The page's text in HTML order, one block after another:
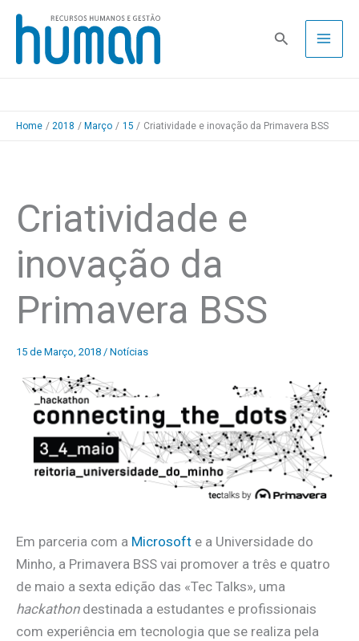
Skip
content
Pesquisa
Home 2018 Março 15 Criatividade e inovação da Primavera BSS
Criatividade e
inovação da
Primavera BSS
15 de Março, 2018 / Notícias
Em parceria com a Microsoft e a Universidade do
Minho, a Primavera BSS vai promover a três e quatro
de maio a sexta edição das «Tec Talks», uma
hackathondestinada a estudantes e profissionais
com experiência em tecnologia que se realiza pela